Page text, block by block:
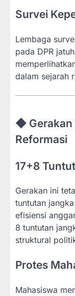
Survei
Lembaga
pada DPR
dalam sejarah
◆ Gerakan
Reformasi
17+8
Gerakan ini
tuntutan
efisiensi
8 tuntutan
struktural
Protes
Mahasiswa